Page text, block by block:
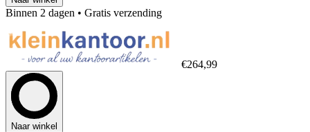
Binnen 2 dagen • Gratis verzending
€264,99
Naar winkel